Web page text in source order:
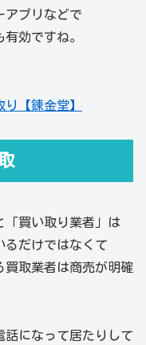
アプリなどで
効ですね。
【錬金堂】
「買い取り業者」は
るだけではなくて
買取業者は商売が明確
話になって居たりして